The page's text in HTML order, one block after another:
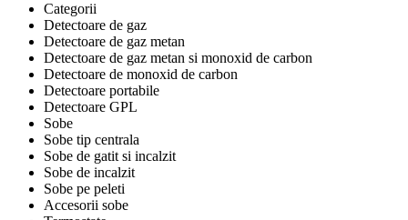
Categorii
Detectoare de gaz
Detectoare de gaz metan
Detectoare de gaz metan si monoxid de carbon
Detectoare de monoxid de carbon
Detectoare portabile
Detectoare GPL
Sobe
Sobe tip centrala
Sobe de gatit si incalzit
Sobe de incalzit
Sobe pe peleti
Accesorii sobe